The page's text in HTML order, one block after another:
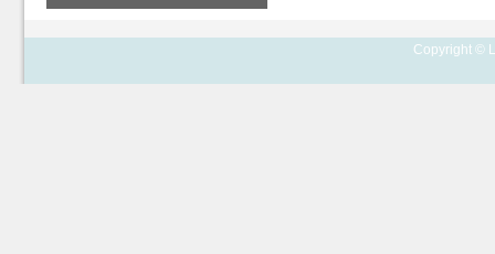
Copyright ©